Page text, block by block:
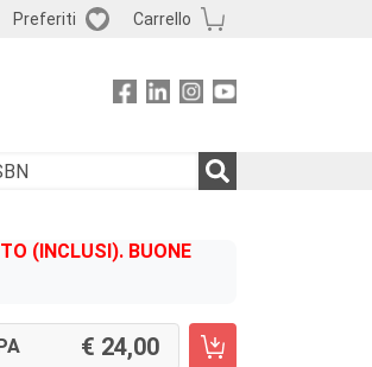
Preferiti Carrello
(INCLUSI). BUONE
24,00